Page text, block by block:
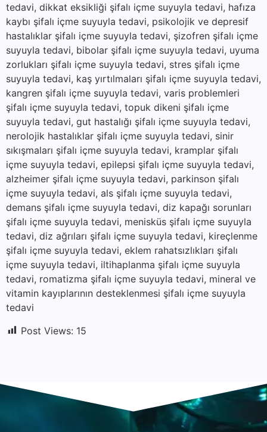
tedavi, dikkat eksikliği şifalı içme suyuyla tedavi, hafıza
kaybı şifalı içme suyuyla tedavi, psikolojik ve depresif
hastalıklar şifalı içme suyuyla tedavi, şizofren şifalı içme
suyuyla tedavi, bibolar şifalı içme suyuyla tedavi, uyuma
zorlukları şifalı içme suyuyla tedavi, stres şifalı içme
suyuyla tedavi, kaş yırtılmaları şifalı içme suyuyla tedavi,
kangren şifalı içme suyuyla tedavi, varis problemleri
şifalı içme suyuyla tedavi, topuk dikeni şifalı içme
suyuyla tedavi, gut hastalığı şifalı içme suyuyla tedavi,
nerolojik hastalıklar şifalı içme suyuyla tedavi, sinir
sıkışmaları şifalı içme suyuyla tedavi, kramplar şifalı
içme suyuyla tedavi, epilepsi şifalı içme suyuyla tedavi,
alzheimer şifalı içme suyuyla tedavi, parkinson şifalı
içme suyuyla tedavi, als şifalı içme suyuyla tedavi,
demans şifalı içme suyuyla tedavi, diz kapağı sorunları
şifalı içme suyuyla tedavi, menisküs şifalı içme suyuyla
tedavi, diz ağrıları şifalı içme suyuyla tedavi, kireçlenme
şifalı içme suyuyla tedavi, eklem rahatsızlıkları şifalı
içme suyuyla tedavi, iltihaplanma şifalı içme suyuyla
tedavi, romatizma şifalı içme suyuyla tedavi, mineral ve
vitamin kayıplarının desteklenmesi şifalı içme suyuyla
tedavi
Post Views: 15